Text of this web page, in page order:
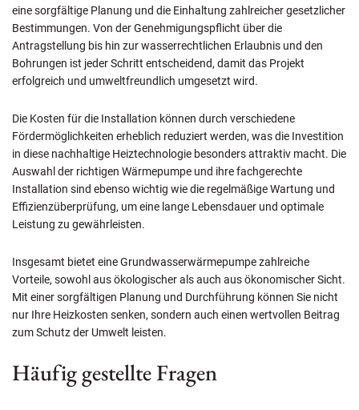
eine sorgfältige Planung und die Einhaltung zahlreicher gesetzlicher
Bestimmungen. Von der Genehmigungspflicht über die
Antragstellung bis hin zur wasserrechtlichen Erlaubnis und den
Bohrungen ist jeder Schritt entscheidend, damit das Projekt
erfolgreich und umweltfreundlich umgesetzt wird.
Die Kosten für die Installation können durch verschiedene
Fördermöglichkeiten erheblich reduziert werden, was die Investition
in diese nachhaltige Heiztechnologie besonders attraktiv macht. Die
Auswahl der richtigen Wärmepumpe und ihre fachgerechte
Installation sind ebenso wichtig wie die regelmäßige Wartung und
Effizienzüberprüfung, um eine lange Lebensdauer und optimale
Leistung zu gewährleisten.
Insgesamt bietet eine Grundwasserwärmepumpe zahlreiche
Vorteile, sowohl aus ökologischer als auch aus ökonomischer Sicht.
Mit einer sorgfältigen Planung und Durchführung können Sie nicht
nur Ihre Heizkosten senken, sondern auch einen wertvollen Beitrag
zum Schutz der Umwelt leisten.
Häufig gestellte Fragen